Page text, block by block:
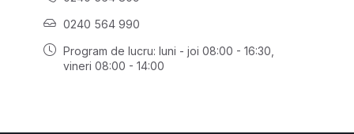
0240 564 990
Program de lucru: luni - joi 08:00 - 16:30,
vineri 08:00 - 14:00